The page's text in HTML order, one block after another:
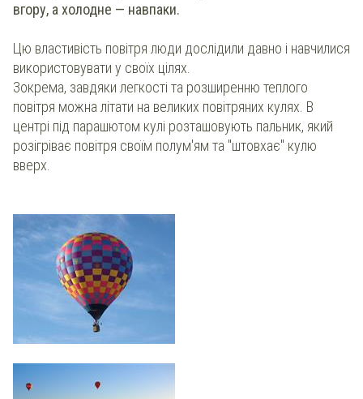
вгору, а холодне — навпаки.
Цю властивість повітря люди дослідили давно і навчилися
використовувати у своїх цілях.
Зокрема, завдяки легкості та розширенню теплого
повітря можна літати на великих повітряних кулях. В
центрі під парашютом кулі розташовують пальник, який
розігріває повітря своїм полум'ям та "штовхає" кулю
вверх.